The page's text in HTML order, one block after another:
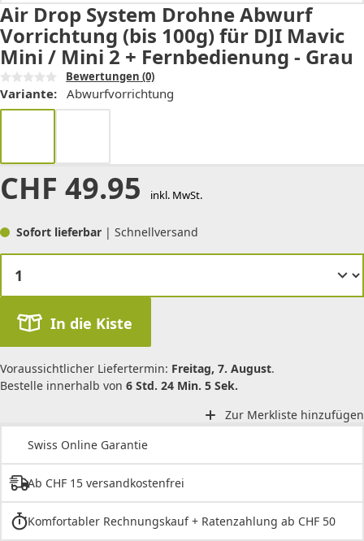
Air Drop System Drohne Abwurf
Vorrichtung (bis 100g) für DJI Mavic
Mini / Mini 2 + Fernbedienung - Grau
Bewertungen (0)
Variante: Abwurfvorrichtung
CHF 49.95 inkl. MwSt.
Sofort lieferbar | Schnellversand
In die Kiste
Voraussichtlicher Liefertermin: Freitag, 7. August.
Bestelle innerhalb von 6 Std. 24 Min. 5 Sek.
Zur Merkliste hinzufügen
Swiss Online Garantie
Ab CHF 15 versandkostenfrei
Komfortabler Rechnungskauf + Ratenzahlung ab CHF 50